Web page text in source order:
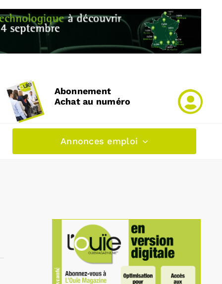
Abonnement
Achat au numéro
Annonces emploi